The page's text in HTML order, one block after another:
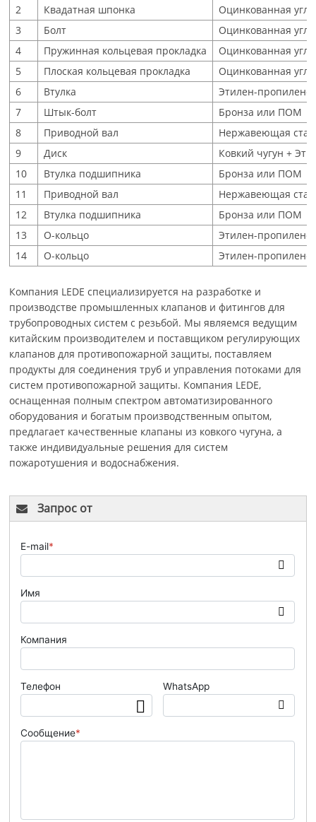
2 Квадатная шпонка
Оцинкованная
3
Болт
Оцинкованная
4
Пружинная кольцевая прокладка
Оцинкованная
5
Плоская кольцевая прокладка
Оцинкованная
6
Втулка
Этилен-
7
Штык-болт
Бронза или ПОМ
8
Приводной вал
Нержавеющая
9
Диск
Ковкий чугун +
10
Втулка подшипника
Бронза или ПОМ
11
Приводной вал
Нержавеющая
12
Втулка подшипника
Бронза или ПОМ
13
O-кольцо
Этилен-
14
O-кольцо Этилен-
Компания LEDE специализируется на разработке и
производстве промышленных клапанов и фитингов для
трубопроводных систем с резьбой. Мы являемся ведущим
китайским производителем и поставщиком регулирующих
клапанов для противопожарной защиты, поставляем
продукты для соединения труб и управления потоками для
систем противопожарной защиты. Компания LEDE,
оснащенная полным спектром автоматизированного
оборудования и богатым производственным опытом,
предлагает качественные клапаны из ковкого чугуна, а
также индивидуальные решения для систем
пожаротушения и водоснабжения.
Запрос от